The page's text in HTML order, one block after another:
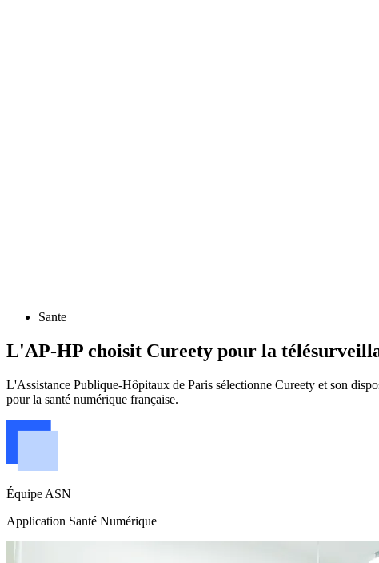
Sante
L'AP-HP choisit Cureety pour la
L'Assistance Publique-Hôpitaux de Paris sélectionne Cureety et son
pour la santé numérique française.
Équipe ASN
Application Santé Numérique